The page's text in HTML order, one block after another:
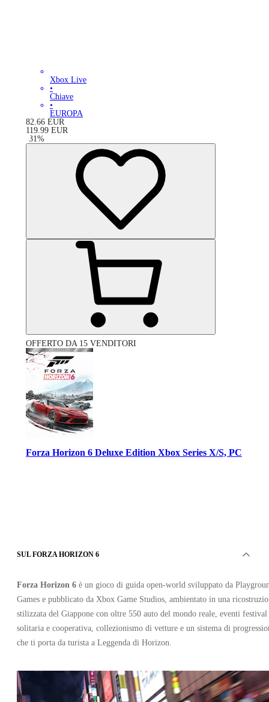
Xbox Live
•
Chiave
•
EUROPA
82.66 EUR
119.99 EUR
-31%
OFFERTO DA 15 VENDITORI
Forza Horizon 6 Deluxe Edition Xbox Series X/S, PC
Chiave
•
GLOBALE
72.81 EUR
99.99 EUR
SUL FORZA HORIZON 6
Forza Horizon 6 è un gioco di guida open‑world sviluppato da
Games e pubblicato da Xbox Game Studios, ambientato in una
stilizzata del Giappone con oltre 550 auto del mondo reale, eventi
solitaria e cooperativa, collezionismo di vetture e un sistema di
che ti porta da turista a Leggenda di Horizon.